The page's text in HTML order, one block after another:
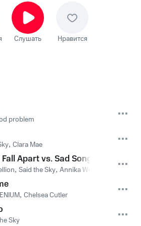
Слушать Нравится
problem
, Clara Mae
Apart vs. Sad Songs
, Said the Sky, Annika Wells
, Chelsea Cutler
Sky